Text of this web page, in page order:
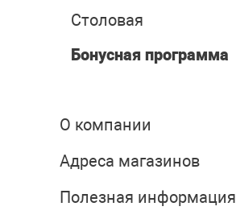
Столовая
Бонусная программа
О компании
Адреса магазинов
Полезная информация